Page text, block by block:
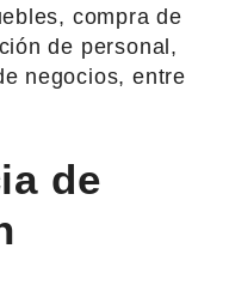
compra de
de personal,
negocios, entre
de